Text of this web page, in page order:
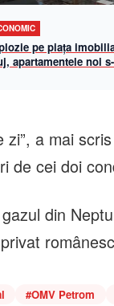
pe piața
apartamentele noi
a mai
de cei doi
din
#OMV Petrom